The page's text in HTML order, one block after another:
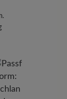
Bissingen,